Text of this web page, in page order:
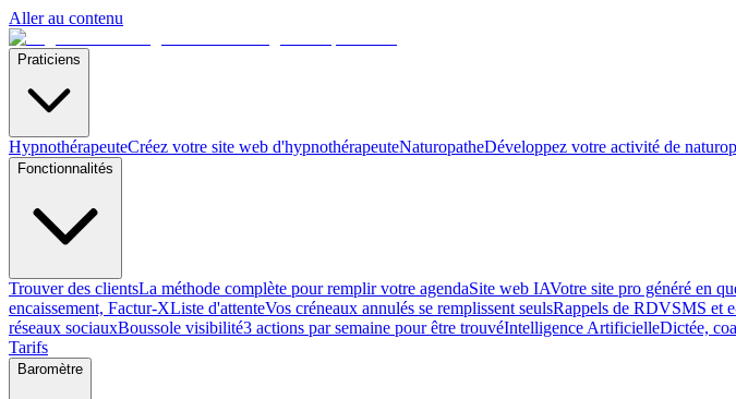
Aller au contenu
Praticiens
HypnothérapeuteCréez votre site web d'hypnothérapeuteNaturopatheDéveloppez votre activité de
Fonctionnalités
Trouver des clientsLa méthode complète pour remplir votre agendaSite web IAVotre site pro généré en
encaissement, Factur-XListe d'attenteVos créneaux annulés se remplissent seulsRappels de RDVSMS et
réseaux sociauxBoussole visibilité3 actions par semaine pour être trouvéIntelligence ArtificielleDictée,
Tarifs
Baromètre